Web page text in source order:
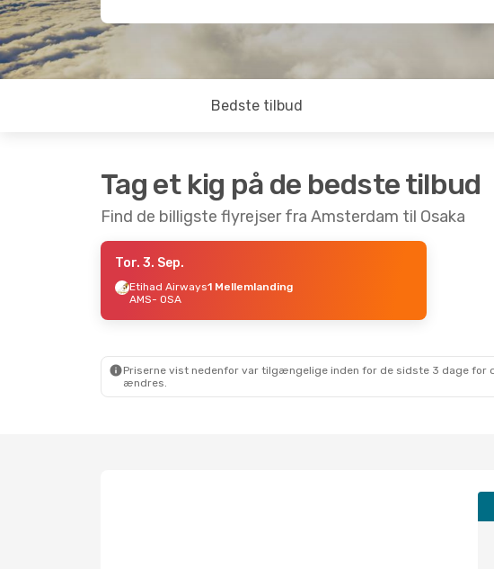
Bedste tilbud
Tag et kig på de bedste tilbud
Find de billigste flyrejser fra Amsterdam til Osaka
Tor. 3. Sep.
Etihad Airways1 Mellemlanding
AMS- OSA
Priserne vist nedenfor var tilgængelige inden for de sidste 3 dage for
ændres.